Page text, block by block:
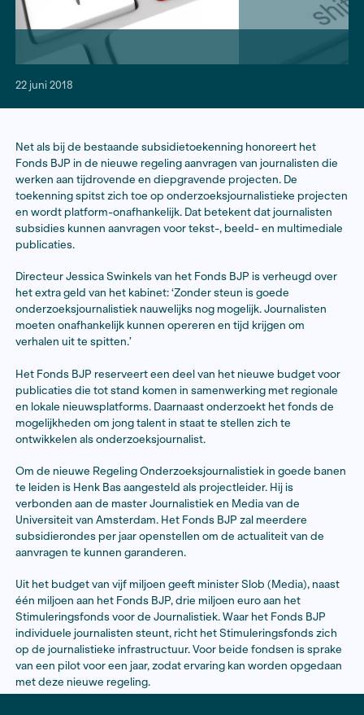
22 juni 2018
Net als bij de bestaande subsidietoekenning
Fonds BJP in de nieuwe regeling aanvragen van
werken aan tijdrovende en diepgravende projecten.
toekenning spitst zich toe op
en wordt platform-onafhankelijk. Dat betekent dat
publicaties.
Directeur Jessica Swinkels van het Fonds BJP is
het extra geld van het kabinet: ‘Zonder steun is goede
onderzoeksjournalistiek nauwelijks nog mogelijk.
moeten onafhankelijk kunnen opereren en tijd krijgen
verhalen uit te spitten.’
Het Fonds BJP reserveert een deel van het nieuwe
publicaties die tot stand komen in samenwerking met
en lokale nieuwsplatforms. Daarnaast onderzoekt het
mogelijkheden om jong talent in staat te stellen zich te